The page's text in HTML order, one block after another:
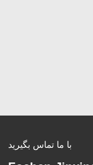
با ما تماس بگیرید